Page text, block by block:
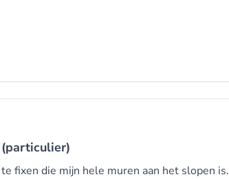
fixen die mijn hele muren aan het slopen is.